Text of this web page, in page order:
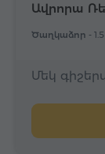
Ավրորա
Ծաղկաձոր -
Մեկ